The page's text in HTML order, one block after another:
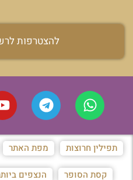
להצטרפות
תפילין חרוצות מפת האתר
קסת הסופר הנצפים